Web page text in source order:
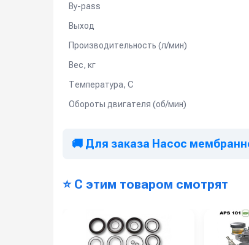
By-pass
Выход
Производительность (л/мин)
Вес, кг
Температура, C
Обороты двигателя (об/мин)
🚚 Для заказа Насос
⭐ С этим товаром смотрят